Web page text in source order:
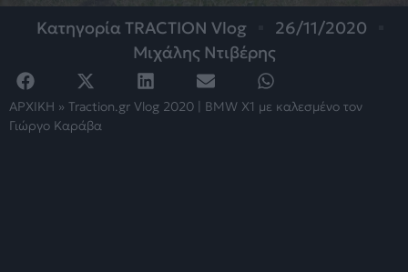
ΚατηγορίαTRACTION Vlog
26/11/2020
Μιχάλης Ντιβέρης
ΑΡΧΙΚΗ » Traction.gr Vlog 2020 | ΒΜW X1 με καλεσμένο τον
Γιώργο Καράβα